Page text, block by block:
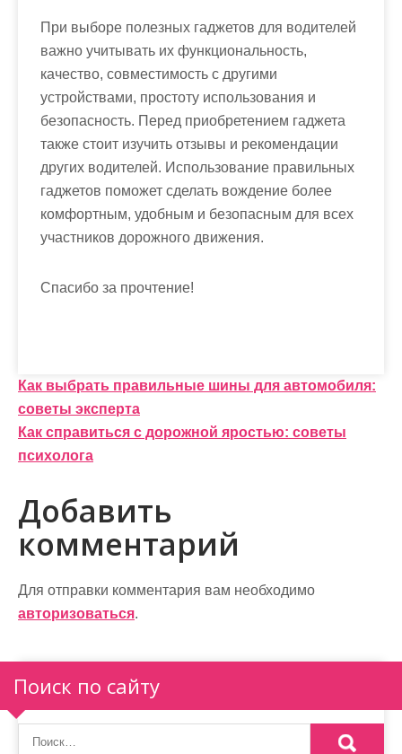
При выборе полезных гаджетов для водителей
важно учитывать их функциональность,
качество, совместимость с другими
устройствами, простоту использования и
безопасность. Перед приобретением гаджета
также стоит изучить отзывы и рекомендации
других водителей. Использование правильных
гаджетов поможет сделать вождение более
комфортным, удобным и безопасным для всех
участников дорожного движения.
Спасибо за прочтение!
Н
а
в
и
г
а
ц
и
я
п
о
Как выбрать правильные шины для автомобиля:
советы эксперта
Как справиться с дорожной яростью: советы
психолога
Добавить
комментарий
Для отправки комментария вам необходимо
авторизоваться.
Поиск по сайту